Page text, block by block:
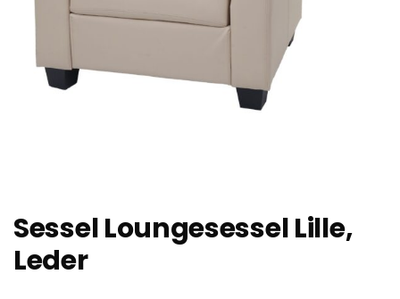
Sessel Loungesessel Lille,
Leder